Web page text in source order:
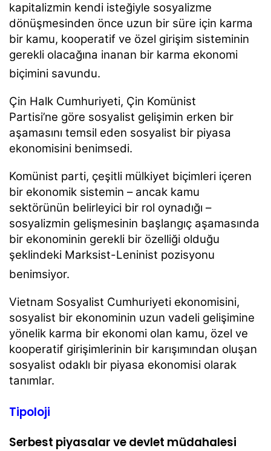
kapitalizmin kendi isteğiyle sosyalizme
dönüşmesinden önce uzun bir süre için karma
bir kamu, kooperatif ve özel girişim sisteminin
gerekli olacağına inanan bir karma ekonomi
biçimini savundu.
Çin Halk Cumhuriyeti, Çin Komünist
Partisi’ne göre sosyalist gelişimin erken bir
aşamasını temsil eden sosyalist bir piyasa
ekonomisini benimsedi.
Komünist parti, çeşitli mülkiyet biçimleri içeren
bir ekonomik sistemin – ancak kamu
sektörünün belirleyici bir rol oynadığı –
sosyalizmin gelişmesinin başlangıç ​​aşamasında
bir ekonominin gerekli bir özelliği olduğu
şeklindeki Marksist-Leninist pozisyonu
benimsiyor.
Vietnam Sosyalist Cumhuriyeti ekonomisini,
sosyalist bir ekonominin uzun vadeli gelişimine
yönelik karma bir ekonomi olan kamu, özel ve
kooperatif girişimlerinin bir karışımından oluşan
sosyalist odaklı bir piyasa ekonomisi olarak
tanımlar.
Tipoloji
Serbest piyasalar ve devlet müdahalesi